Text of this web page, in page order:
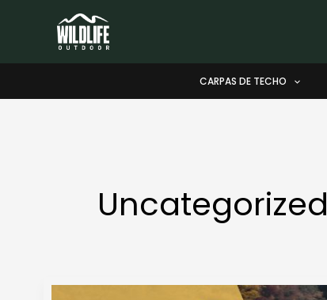
contenido
CARPAS DE TECHO
Uncategorized